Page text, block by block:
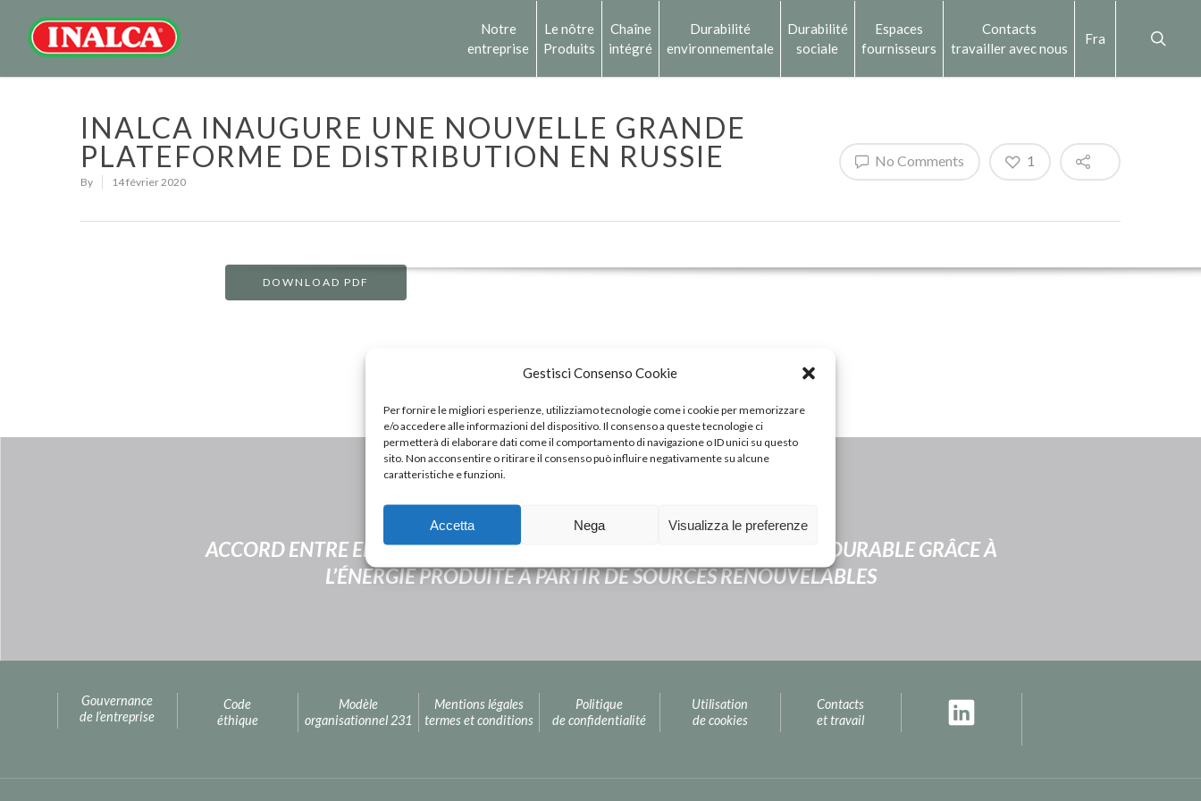
Gestisci Consenso Cookie
Per fornire le migliori esperienze, utilizziamo tecnologie come i cookie per memorizzare
e/o accedere alle informazioni del dispositivo. Il consenso a queste tecnologie ci
permetterà di elaborare dati come il comportamento di navigazione o ID unici su questo
sito. Non acconsentire o ritirare il consenso può influire negativamente su alcune
caratteristiche e funzioni.
Accetta Nega Visualizza le preferenze
Notre
entreprise
Le nôtre
Produits
Chaîne
intégré
Durabilité
environnementale
Durabilité
sociale
Espaces
fournisseurs
Contacts
travailler avec nous
Fra
INALCA INAUGURE UNE NOUVELLE GRANDE
PLATEFORME DE DISTRIBUTION EN RUSSIE
By 14 février 2020
No Comments 1
DOWNLOAD PDF
Next Post
ACCORD ENTRE ENI, INALCA ET HAVI LOGISTICS POUR UNE MOBILITÉ DURABLE GRÂCE À
L’ÉNERGIE PRODUITE À PARTIR DE SOURCES RENOUVELABLES
Gouvernance
de l’entreprise
Code
éthique
Modèle
organisationnel 231
Mentions légales
termes et conditions
Politique
de confidentialité
Utilisation
de cookies
Contacts
et travail